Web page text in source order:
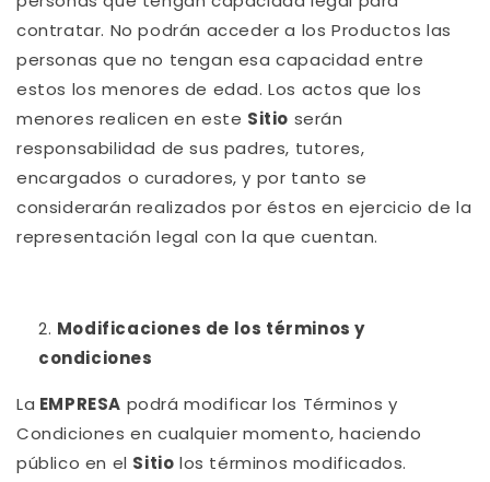
contratar. No podrán acceder a los Productos las
personas que no tengan esa capacidad entre
estos los menores de edad. Los actos que los
menores realicen en este Sitio serán
responsabilidad de sus padres, tutores,
encargados o curadores, y por tanto se
considerarán realizados por éstos en ejercicio de la
representación legal con la que cuentan.
Modificaciones de los términos y
condiciones
La EMPRESA podrá modificar los Términos y
Condiciones en cualquier momento, haciendo
público en el Sitio los términos modificados.